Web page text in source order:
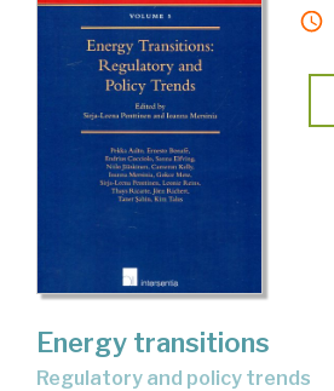
Energy transitions
regulatory and policy trends